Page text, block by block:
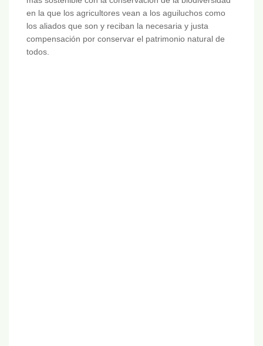
en la que los agricultores vean a los aguiluchos como
los aliados que son y reciban la necesaria y justa
compensación por conservar el patrimonio natural de
todos.